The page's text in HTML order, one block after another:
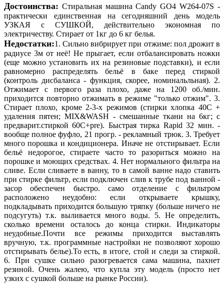
Достоинства: Стиральная машина Candy GO4 W264-07S -
практически единственная на сегодняшний день модель
УЗКАЯ с СУШКОЙ, действительно экономная по
электричеству. Стирает от 1кг до 6 кг белья.
Недостатки:1. Сильно вибрирует при отжиме: пол дрожит в
радиусе 3м от неё! Не прыгает, если отбалансировать ножки
(еще можно установить их на резиновые подставки), и если
равномерно распределять бельё в баке перед стиркой
(контроль дисбаланса - функция, скорее, номинальльная). 2.
Отжимает с первого раза плохо, даже на 1200 об./мин.
приходится повторно отжимать в режиме "только отжим". 3.
Стирает плохо, кроме 2-3-х режимов (стирки хлопка 40С +
удаления пятен; MIX&WASH - смешанные ткани на 6кг; с
предварит.стиркой 60С+pre). Быстрая тирка Rapid 32 мин. -
вообще полное фуфло, 21 прогр. - рекламный трюк. 3. Требует
много порошка и кондиционера. Иначе не отстирывает. Если
бельё недорогое, стираете часто то разориться можно на
порошке и моющих средствах. 4. Нет нормального фильтра на
сливе. Если сливаете в ванну, то в самой ванне надо ставить
при стирке фильтр, если подключен слив к трубе под ванной -
засор обеспечен быстро. само отделение с фильтром
расположено неудобно: если открываете крышку,
подкладывать приходится большую тряпку (больше ничего не
подсугуть) т.к. выливается много воды. 5. Не определить,
сколько времени осталось до конца стирки. Индикаторы
неудобные.Почти все режимы приходится выставлять
вручную, т.к. программные настройки не позволяют хорошо
отстирывать белье).То есть, в итоге, стой и следи за стиркой.
6. При сушке сильно разогревается сама машина, пахнет
резиной. Очень жалею, что купла эту модель (просто нет
узких с сушкой больше на рынке России).